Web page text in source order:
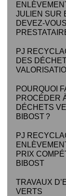
JULIEN SUR
DEVEZ-
PJ
DES
POURQUOI
PROCÉDER
DÉCHETS
BIBOST ?
PJ
PRIX
BIBOST
TRAVAUX
VERTS